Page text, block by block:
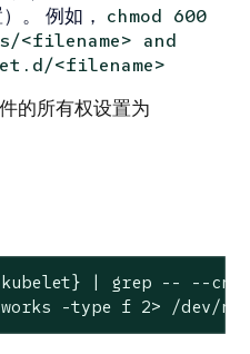
。 例如， chmod 600
and
<filename>
的所有权设置为
| grep -- --
-type f 2> /dev/